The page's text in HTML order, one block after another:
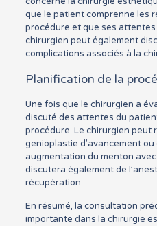
que le patient comprenne les
procédure et que ses
chirurgien peut également
complications associés à la
Planification de la
Une fois que le chirurgien a
discuté des attentes du
procédure. Le chirurgien peut
genioplastie d’avancement ou
augmentation du menton
discutera également de
récupération.
En résumé, la consultation
importante dans la chirurgie